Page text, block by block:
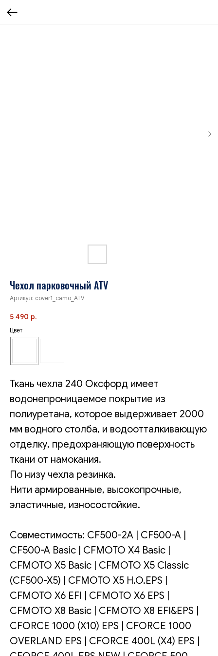
Чехол парковочный ATV
Артикул: cover1_camo_ATV
5 490 р.
Цвет
Ткань чехла 240 Оксфорд имеет
водонепроницаемое покрытие из
полиуретана, которое выдерживает 2000
мм водного столба, и водоотталкивающую
отделку, предохраняющую поверхность
ткани от намокания.
По низу чехла резинка.
Нити армированные, высокопрочные,
эластичные, износостойкие.
Совместимость: CF500-2A | CF500-A |
CF500-A Basic | CFMOTO X4 Basic |
CFMOTO X5 Basic | CFMOTO X5 Classic
(CF500-X5) | CFMOTO X5 H.O.EPS |
CFMOTO X6 EFI | CFMOTO X6 EPS |
CFMOTO X8 Basic | CFMOTO X8 EFI&EPS |
CFORCE 1000 (X10) EPS | CFORCE 1000
OVERLAND EPS | CFORCE 400L (X4) EPS |